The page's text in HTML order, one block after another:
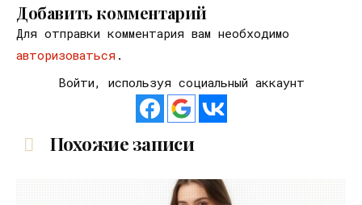
Добавить комментарий
Для отправки комментария вам необходимо
авторизоваться .
Войти, используя социальный аккаунт
Похожие записи